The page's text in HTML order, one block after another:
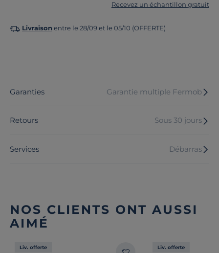
Recevez un échantillon gratuit
Livraison entre le 28/09 et le 05/10 (OFFERTE)
Garanties Garantie multiple Fermob
Retours Sous 30 jours
Services Débarras
NOS CLIENTS ONT AUSSI
AIMÉ
Liv. offerte Liv. offerte